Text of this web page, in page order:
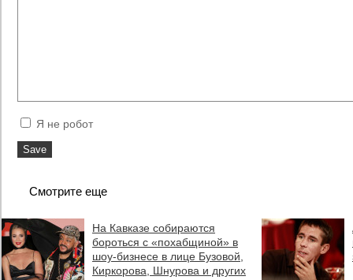
Я не робот
Смотрите еще
На Кавказе собираются
бороться с «похабщиной» в
шоу-бизнесе в лице Бузовой,
Киркорова, Шнурова и других